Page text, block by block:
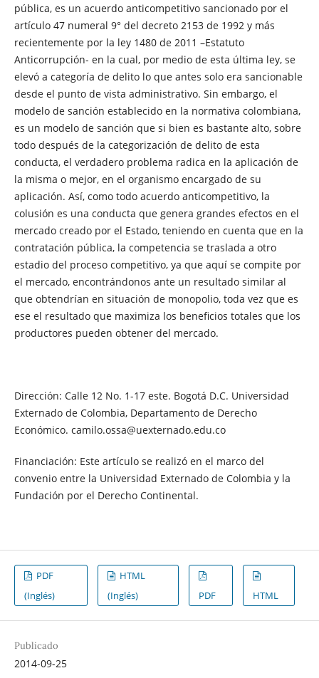
pública, es un acuerdo anticompetitivo sancionado por el
artículo 47 numeral 9° del decreto 2153 de 1992 y más
recientemente por la ley 1480 de 2011 –Estatuto
Anticorrupción- en la cual, por medio de esta última ley, se
elevó a categoría de delito lo que antes solo era sancionable
desde el punto de vista administrativo. Sin embargo, el
modelo de sanción establecido en la normativa colombiana,
es un modelo de sanción que si bien es bastante alto, sobre
todo después de la categorización de delito de esta
conducta, el verdadero problema radica en la aplicación de
la misma o mejor, en el organismo encargado de su
aplicación. Así, como todo acuerdo anticompetitivo, la
colusión es una conducta que genera grandes efectos en el
mercado creado por el Estado, teniendo en cuenta que en la
contratación pública, la competencia se traslada a otro
estadio del proceso competitivo, ya que aquí se compite por
el mercado, encontrándonos ante un resultado similar al
que obtendrían en situación de monopolio, toda vez que es
ese el resultado que maximiza los beneficios totales que los
productores pueden obtener del mercado.
Dirección: Calle 12 No. 1-17 este. Bogotá D.C. Universidad
Externado de Colombia, Departamento de Derecho
Económico. camilo.ossa@uexternado.edu.co
Financiación: Este artículo se realizó en el marco del
convenio entre la Universidad Externado de Colombia y la
Fundación por el Derecho Continental.
PDF
(Inglés)
HTML
(Inglés)
PDF HTML
Publicado
2014-09-25